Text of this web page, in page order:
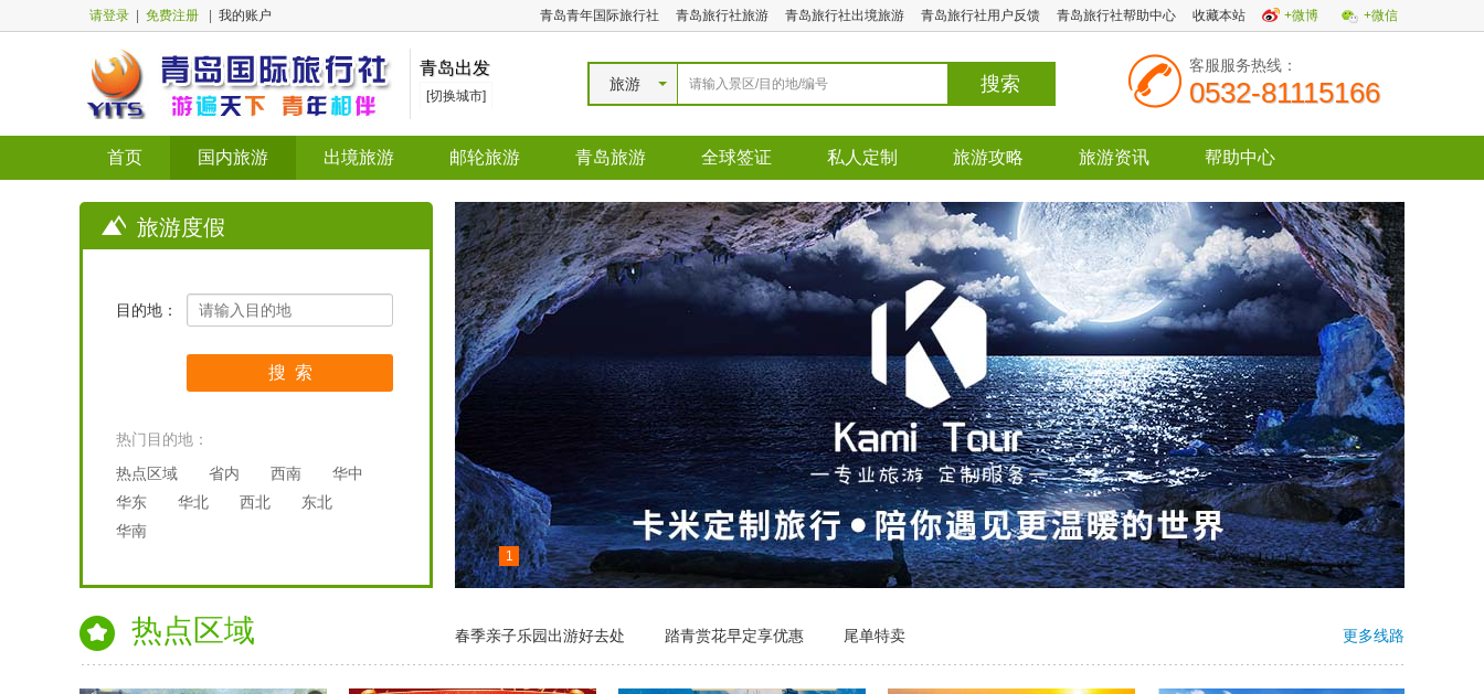
请登录 免费注册 我的账户 青岛青年国际旅行社 青岛旅行社旅游 青岛旅行社出境旅游 青岛旅行社用户反馈 青岛旅行社帮助中心 收藏本站 +微博 +微信
青岛出发
[切换城市]
旅游
客服服务热线：
0532-81115166
首页 国内旅游 出境旅游 邮轮旅游 青岛旅游 全球签证 私人定制 旅游攻略 旅游资讯 帮助中心
旅游度假
目的地：
热门目的地：
热点区域
省内 西南
华中
华东
华北 西北
东北
华南
1
更多线路
热点区域 春季亲子乐园出游好去处 踏青赏花早定享优惠 尾单特卖